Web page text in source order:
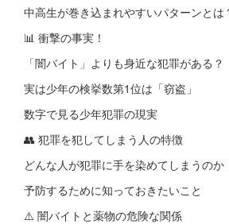
中高生が巻き込まれやすいパターンとは
📊 衝撃の事実！
「闇バイト」よりも身近な犯罪がある？
実は少年の検挙数第1位は「窃盗」
数字で見る少年犯罪の現実
👥 犯罪を犯してしまう人の特徴
どんな人が犯罪に手を染めてしまうのか
予防するために知っておきたいこと
⚠️ 闇バイトと薬物の危険な関係